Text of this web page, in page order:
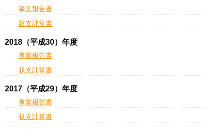
事業報告書
収支計算書
2018（平成30）年度
事業報告書
収支計算書
2017（平成29）年度
事業報告書
収支計算書